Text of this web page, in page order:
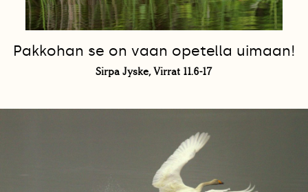
Pakkohan se on vaan opetella uimaan!
Sirpa Jyske, Virrat 11.6-17